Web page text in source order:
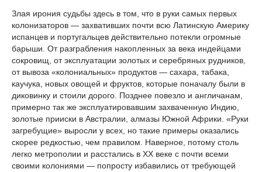
Злая ирония судьбы здесь в том, что в руки самых первых
колонизаторов — захвативших почти всю Латинскую Америку
испанцев и португальцев действительно потекли огромные
барыши. От разграбления накопленных за века индейцами
сокровищ, от эксплуатации золотых и серебряных рудников,
от вывоза «колониальных» продуктов — сахара, табака,
каучука, новых овощей и фруктов, которые поначалу были в
диковинку и стоили дорого. Позднее повезло и англичанам,
примерно так же эксплуатировавшим захваченную Индию,
золотые прииски в Австралии, алмазы Южной Африки. «Руки
загребущие» выросли у всех, но такие примеры оказались
скорее редкостью, чем правилом. Наверное, потому столь
легко метрополии и расстались в ХХ веке с почти всеми
своими колониями — попросту избавились от требующей